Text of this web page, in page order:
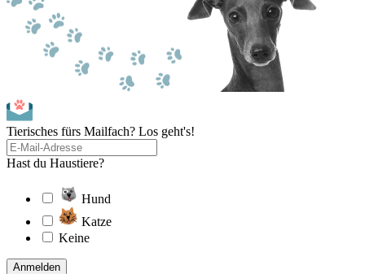
Tierisches fürs Mailfach? Los geht's!
Hast du Haustiere?
Hund
Katze
Keine
Anmelden